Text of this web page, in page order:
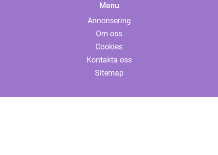
Menu
Annonsering
Om oss
Cookies
Kontakta oss
Sitemap